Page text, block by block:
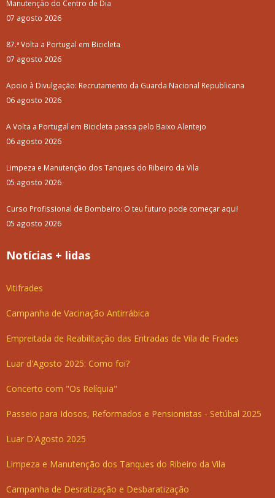
Manutenção do Centro de Dia
07 agosto 2026
87.ª Volta a Portugal em Bicicleta
07 agosto 2026
Apoio à Divulgação: Recrutamento da Guarda Nacional Republicana
06 agosto 2026
A Volta a Portugal em Bicicleta passa pelo Baixo Alentejo
06 agosto 2026
Limpeza e Manutenção dos Tanques do Ribeiro da Vila
05 agosto 2026
Curso Profissional de Bombeiro: O teu futuro pode começar aqui!
05 agosto 2026
Notícias + lidas
Vitifrades
Campanha de Vacinação Antirrábica
Empreitada de Reabilitação das Entradas de Vila de Frades
Luar d'Agosto 2025: Como foi?
Concerto com "Os Relíquia"
Passeio para Idosos, Reformados e Pensionistas - Setúbal 2025
Luar D'Agosto 2025
Limpeza e Manutenção dos Tanques do Ribeiro da Vila
Campanha de Desratização e Desbaratização